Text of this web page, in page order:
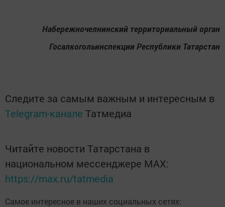
Набережночелнинский территориальный орган
Госалкогольинспекции Республики Татарстан
Следите за самым важным и интересным в
Telegram-канале Татмедиа
Читайте новости Татарстана в
национальном мессенджере MАХ:
https://max.ru/tatmedia
Самое интересное в наших социальных сетях: